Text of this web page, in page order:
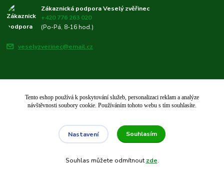
Zákaznická podpora Veselý zvěřinec
+420 776 263 020
(Po-Pá, 8-16 hod.)
veselyzverinec@email.cz
© 2019–2026 Veselý zvěřinec 🐾 | Rodinný e-shop pro chovatele od roku
Vytvořeno na
Eshop-rychle.cz
Tento eshop používá k poskytování služeb, personalizaci reklam a analýze
návštěvnosti soubory cookie. Používáním tohoto webu s tím souhlasíte.
Nastavení Souhlasím
Souhlas můžete odmítnout zde.